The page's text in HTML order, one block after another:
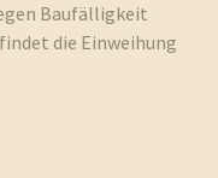
Baufälligkeit
die Einweihung